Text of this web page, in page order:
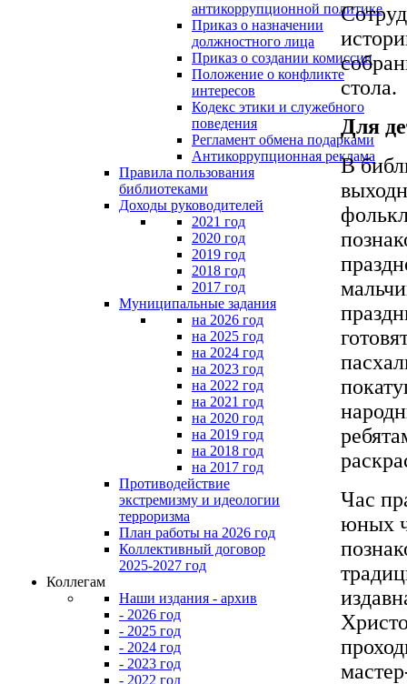
антикоррупционной политике
Приказ о назначении
должностного лица
Приказ о создании комиссии
Положение о конфликте
интересов
Кодекс этики и служебного
поведения
Регламент обмена подарками
Антикоррупционная реклама
Правила пользования
библиотеками
Доходы руководителей
2021 год
2020 год
2019 год
2018 год
2017 год
Муниципальные задания
на 2026 год
на 2025 год
на 2024 год
на 2023 год
на 2022 год
на 2021 год
на 2020 год
на 2019 год
на 2018 год
на 2017 год
Противодействие
экстремизму и идеологии
терроризма
План работы на 2026 год
Коллективный договор
2025-2027 год
Коллегам
Наши издания - архив
- 2026 год
- 2025 год
- 2024 год
- 2023 год
- 2022 год
стола.
Для
В
Час
юных